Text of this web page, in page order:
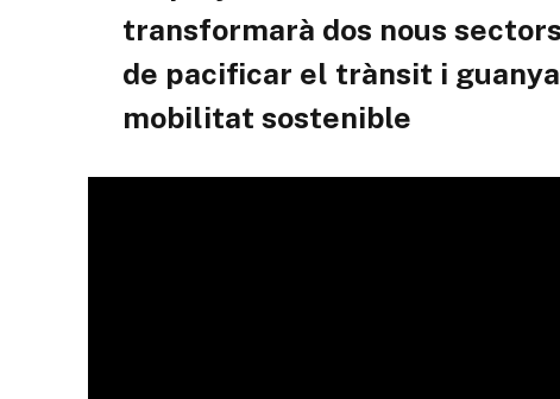
transformarà dos nous
de pacificar el trànsit i
mobilitat sostenible